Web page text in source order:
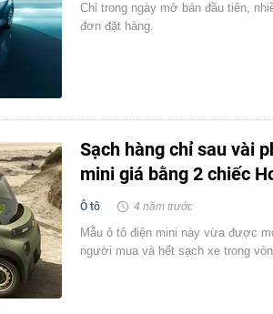
Chỉ trong ngày mở bán đầu tiên,
đơn đặt hàng.
Sạch hàng chỉ sau vài
mini giá bằng 2 chiếc
Ô tô 4 năm trước
Mẫu ô tô điện mini này vừa được
người mua và hết sạch xe trong